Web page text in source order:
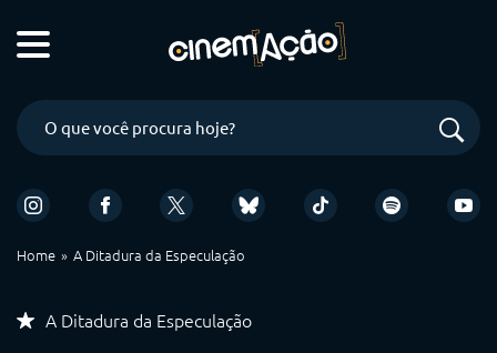
Home A Ditadura da Especulação
A Ditadura da Especulação